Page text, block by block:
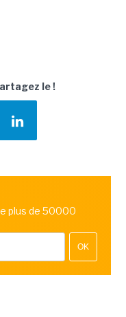
le !
plus de 50000
OK